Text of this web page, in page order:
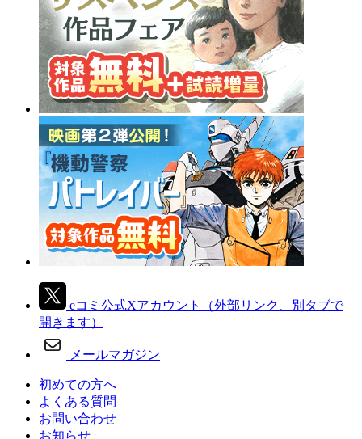
eコミ公式Xアカウント
（外部リンク、別タブで
開きます）
メールマガジン
初めての方へ
よくある質問
お問い合わせ
お知らせ